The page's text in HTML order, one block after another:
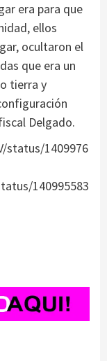
era para que
ellos
ocultaron el
que era un
tierra y
Delgado.
status/1409976
140995583